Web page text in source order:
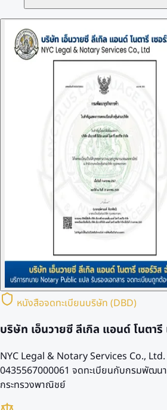
หนังสือจดทะเบียนบริษัท (DBD)
บริษัท เอ็นวายซี ลีเกิล แอนด์ โนตารี
NYC Legal & Notary Services Co.,
0435567000061 จดทะเบียนกับกรมพัฒน
กระทรวงพาณิชย์